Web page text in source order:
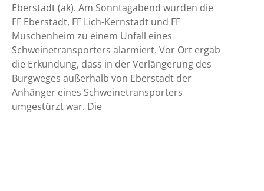
Eberstadt (ak). Am Sonntagabend wurden die
FF Eberstadt, FF Lich-Kernstadt und FF
Muschenheim zu einem Unfall eines
Schweinetransporters alarmiert. Vor Ort ergab
die Erkundung, dass in der Verlängerung des
Burgweges außerhalb von Eberstadt der
Anhänger eines Schweinetransporters
umgestürzt war. Die